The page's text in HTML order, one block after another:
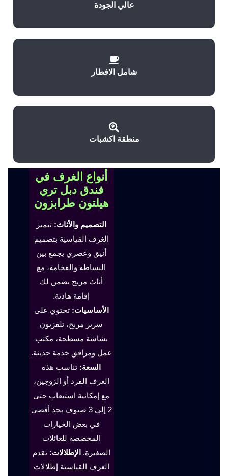
عالي الجودة
شامل الافطار
منطقة اكشبات
أنواع الغرف في
فندق دبل تري
هيلتون طرابزون
التصميم والأثاث: تتميز
الغرف القياسية بتصميم
أنيق وعصري يجمع بين
البساطة والفخامة، مع
أثاث مريح يضمن لك
إقامة هادئة.
الأساسيات: تحتوي على
سرير مريح، تلفزيون
بشاشة مسطحة، مكتب
عمل ومرافق خدمة حديثة.
السعة: تناسب هذه
الغرف الفرد أو الزوجين،
مع إمكانية استيعاب حتى
2 إلى 3 ضيوف بحد أقصى
في بعض الخيارات
المخصصة للعائلات
الصغيرة. الإطلالات: تقدم
الغرف القياسية إطلالات